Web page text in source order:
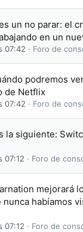
un no parar: el
en un
07:42 Foro de
podremos
de Netflix
07:42 Foro de
la siguiente:
07:12 Foro de
mejorará
habíamos
07:12 Foro de